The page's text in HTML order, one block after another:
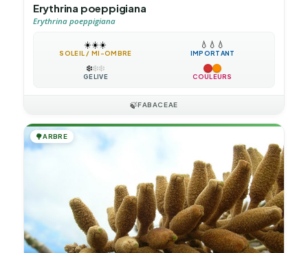
Erythrina poeppigiana
Erythrina poeppigiana
☀️☀️☀️
SOLEIL / MI-OMBRE
💧 💧 💧
IMPORTANT
❄️❄️❄️
GÉLIVE COULEURS
🍃FABACEAE
🌳ARBRE